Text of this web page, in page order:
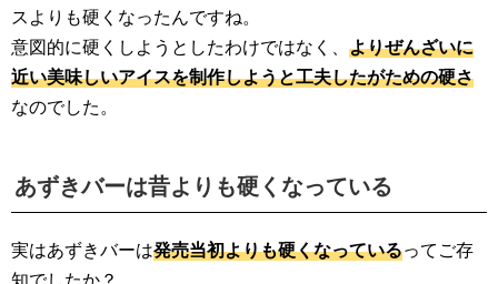
スよりも硬くなったんですね。
意図的に硬くしようとしたわけではなく、 よりぜんざいに
近い美味しいアイスを制作しようと工夫したがための硬さ
なのでした。
あずきバーは昔よりも硬くなっている
実はあずきバーは発売当初よりも硬くなっているってご存